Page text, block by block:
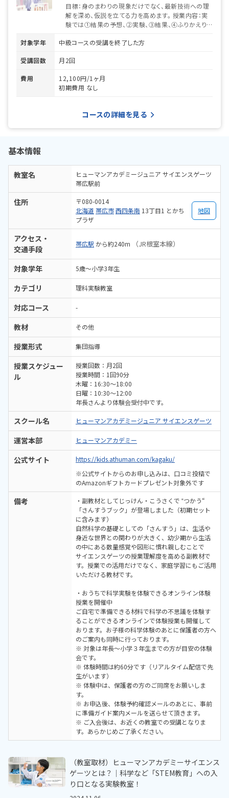
目標：身のまわりの現象だけでなく、最新技術への理
解を深め、仮説を立てる力を高めます。 授業内容：実
験では①結果の予想、②実験、③結果、④ふりかえり
対象学年
中級コースの受講を終了した方
受講回数 月2回
費用
12,100円/1ヶ月
初期費用 なし
コースの詳細を見る
基本情報
教室名
ヒューマンアカデミージュニア サイエンスゲーツ
帯広駅前
住所
〒080-0014
北海道 帯広市西四条南 13丁目1 とかち
プラザ
地図
アクセス・
交通手段
帯広駅 から約240m （JR根室本線）
対象学年 5歳〜小学3年生
カテゴリ 理科実験教室
対応コース -
教材 その他
授業形式 集団指導
授業スケジュー
ル
授業回数：月2回
授業時間：1回90分
木曜：16:30〜18:00
日曜：10:30〜12:00
年長さんより体験会受付中です。
スクール名 ヒューマンアカデミージュニア サイエンスゲーツ
運営本部 ヒューマンアカデミー
公式サイト
https://kids.athuman.com/kagaku/
※公式サイトからのお申し込みは、口コミ投稿で
のAmazonギフトカードプレゼント対象外です
備考
・副教材としてじっけん・こうさくで ‟つかう“
「さんすうブック」が登場しました（初期セット
に含みます）
自然科学の基礎としての「さんすう」は、生活や
身近な世界との関わりが大きく、幼少期から生活
の中にある数量感覚や図形に慣れ親しむことで
サイエンスゲーツの授業理解度を高める副教材で
す。授業での活用だけでなく、家庭学習にもご活用
いただける教材です。
・おうちで科学実験を体験できるオンライン体験
授業を開催中
ご自宅で準備できる材料で科学の不思議を体験す
ることができるオンラインで体験授業も開催して
おります。お子様の科学体験のあとに保護者の方へ
のご案内も同時に行っております。
※ 対象は年長～小学３年生までの方が目安の体験
会です。
※ 体験時間は約60分です（リアルタイム配信で先
生がいます）
※ 体験中は、保護者の方のご同席をお願いしま
す。
※ お申込後、体験予約確認メールのあとに、事前
に準備ガイド案内メールを送らせて頂きます。
※ ご入会後は、お近くの教室での受講となりま
す。あらかじめご了承ください。
（教室取材）ヒューマンアカデミーサイエンス
ゲーツとは？｜科学など「STEM教育」への入
り口となる実験教室！